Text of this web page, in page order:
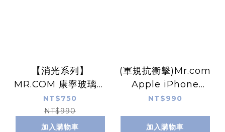
【消光系列】
MR.COM 康寧玻璃鏡
頭保護貼（台灣製造）
iPhone 12 Pro/Max
NT$750
NT$990
加入購物車
(軍規抗衝擊)Mr.com
Apple iPhone
12/Pro(6.1吋) 軍規抗
NT$990
加入購物車